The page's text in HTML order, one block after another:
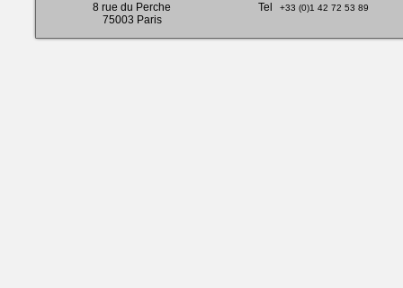
8 rue du Perche
75003 Paris
Tel +33 (0)1 42 72 53 89